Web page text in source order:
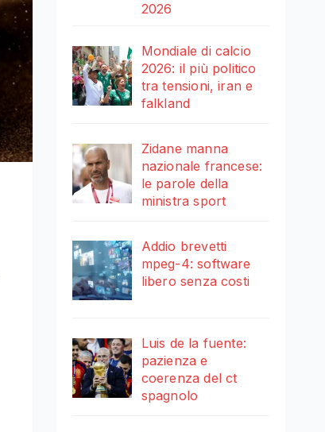
2026
Mondiale di calcio
2026: il più politico
tra tensioni, iran e
falkland
Zidane manna
nazionale francese:
le parole della
ministra sport
Addio brevetti
mpeg-4: software
libero senza costi
Luis de la fuente:
pazienza e
coerenza del ct
spagnolo